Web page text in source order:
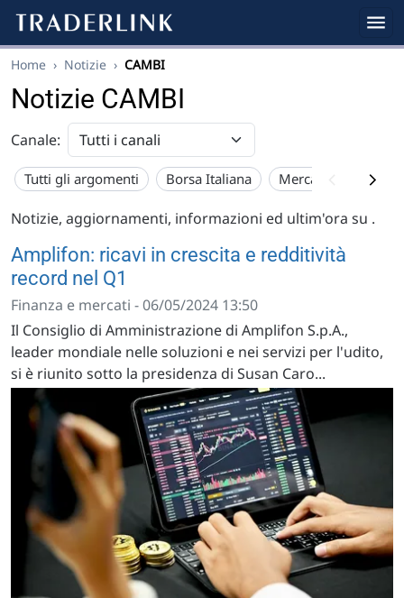
Home › Notizie › CAMBI
Notizie CAMBI
Canale:
Tutti gli argomenti Borsa Italiana Mercato USA
Notizie, aggiornamenti, informazioni ed ultim'ora su .
Amplifon: ricavi in crescita e redditività
record nel Q1
Finanza e mercati - 06/05/2024 13:50
Il Consiglio di Amministrazione di Amplifon S.p.A.,
leader mondiale nelle soluzioni e nei servizi per l'udito,
si è riunito sotto la presidenza di Susan Caro...